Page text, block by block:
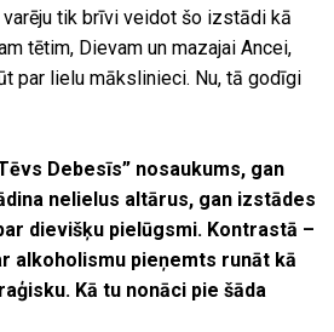
tik brīvi veidot šo izstādi kā
tētim, Dievam un mazajai Ancei,
par lielu mākslinieci. Nu, tā godīgi
Debesīs” nosaukums, gan
nelielus altārus, gan izstādes
dievišķu pielūgsmi. Kontrastā –
alkoholismu pieņemts runāt kā
Kā tu nonāci pie šāda